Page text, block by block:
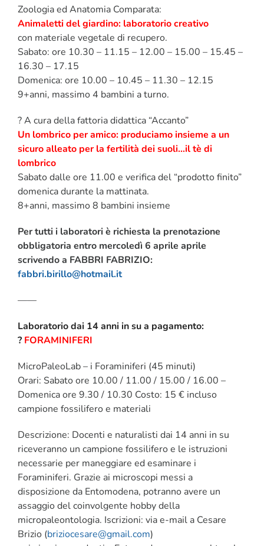
Zoologia ed Anatomia Comparata:
Animaletti del giardino: laboratorio creativo
con materiale vegetale di recupero.
Sabato: ore 10.30 – 11.15 – 12.00 – 15.00 – 15.45 –
16.30 – 17.15
Domenica: ore 10.00 – 10.45 – 11.30 – 12.15
9+anni, massimo 4 bambini a turno.
? A cura della fattoria didattica “Accanto”
Un lombrico per amico: produciamo insieme a un
sicuro alleato per la fertilità dei suoli…il tè di
lombrico
Sabato dalle ore 11.00 e verifica del “prodotto finito”
domenica durante la mattinata.
8+anni, massimo 8 bambini insieme
Per tutti i laboratori è richiesta la prenotazione
obbligatoria entro mercoledì 6 aprile aprile
scrivendo a FABBRI FABRIZIO:
fabbri.birillo@hotmail.it
——
Laboratorio dai 14 anni in su a pagamento:
? FORAMINIFERI
MicroPaleoLab – i Foraminiferi (45 minuti)
Orari: Sabato ore 10.00 / 11.00 / 15.00 / 16.00 –
Domenica ore 9.30 / 10.30 Costo: 15 € incluso
campione fossilifero e materiali
Descrizione: Docenti e naturalisti dai 14 anni in su
riceveranno un campione fossilifero e le istruzioni
necessarie per maneggiare ed esaminare i
Foraminiferi. Grazie ai microscopi messi a
disposizione da Entomodena, potranno avere un
assaggio del coinvolgente hobby della
micropaleontologia. Iscrizioni: via e-mail a Cesare
Brizio (briziocesare@gmail.com)